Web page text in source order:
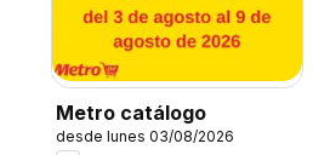
Metro catálogo
desde lunes 03/08/2026